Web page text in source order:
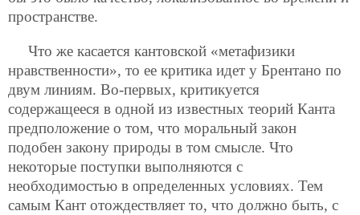
пространстве.
Что же касается кантовской «метафизики
нравственности», то ее критика идет у Брентано по
двум линиям. Во-первых, критикуется
содержащееся в одной из известных теорий Канта
предположение о том, что моральный закон
подобен закону природы в том смысле. Что
некоторые поступки выполняются с
необходимостью в определенных условиях. Тем
самым Кант отождествляет то, что должно быть, с